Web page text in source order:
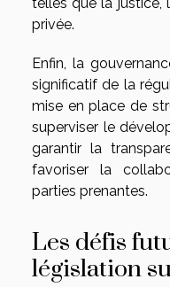
privée.
Enfin, la
significatif de la
mise en place de
superviser le
garantir la
favoriser la
parties prenantes.
Les défis
législation